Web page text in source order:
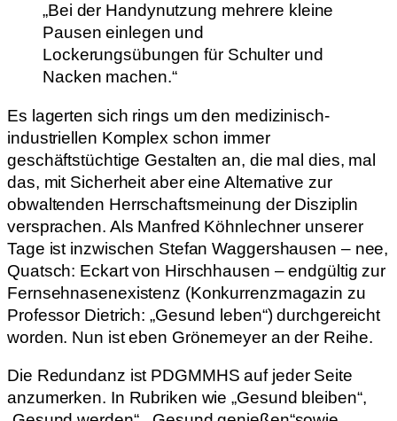
„Bei der Handynutzung mehrere kleine
Pausen einlegen und
Lockerungsübungen für Schulter und
Nacken machen.“
Es lagerten sich rings um den medizinisch-
industriellen Komplex schon immer
geschäftstüchtige Gestalten an, die mal dies, mal
das, mit Sicherheit aber eine Alternative zur
obwaltenden Herrschaftsmeinung der Disziplin
versprachen. Als Manfred Köhnlechner unserer
Tage ist inzwischen Stefan Waggershausen – nee,
Quatsch: Eckart von Hirschhausen – endgültig zur
Fernsehnasenexistenz (Konkurrenzmagazin zu
Professor Dietrich: „Gesund leben“) durchgereicht
worden. Nun ist eben Grönemeyer an der Reihe.
Die Redundanz ist PDGMMHS auf jeder Seite
anzumerken. In Rubriken wie „Gesund bleiben“,